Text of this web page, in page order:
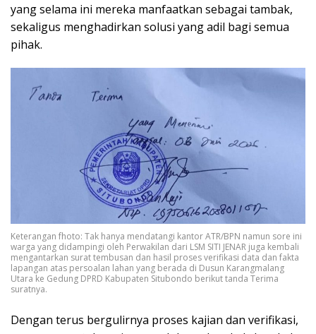
yang selama ini mereka manfaatkan sebagai tambak,
sekaligus menghadirkan solusi yang adil bagi semua
pihak.
Keterangan fhoto: Tak hanya mendatangi kantor ATR/BPN namun sore ini
warga yang didampingi oleh Perwakilan dari LSM SITI JENAR juga kembali
mengantarkan surat tembusan dan hasil proses verifikasi data dan fakta
lapangan atas persoalan lahan yang berada di Dusun Karangmalang
Utara ke Gedung DPRD Kabupaten Situbondo berikut tanda Terima
suratnya.
Dengan terus bergulirnya proses kajian dan verifikasi,